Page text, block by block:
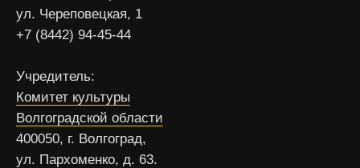
ул. Череповецкая, 1
+7 (8442) 94-45-44
Учредитель:
Комитет культуры
Волгоградской области
400050, г. Волгоград,
ул. Пархоменко, д. 63.